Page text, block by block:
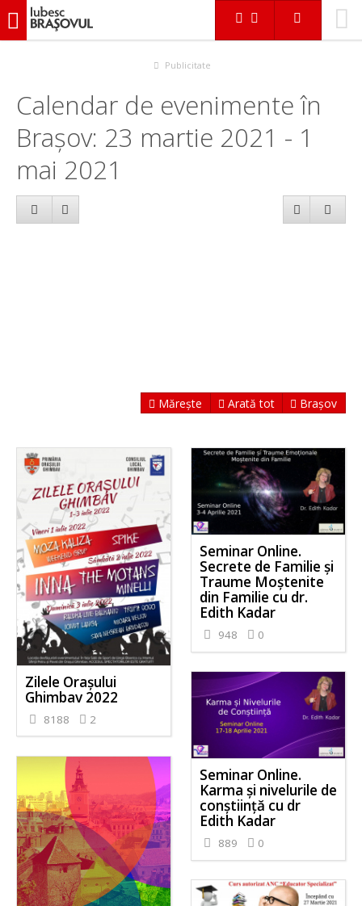
iubescbraşovul.ro
Publicitate
Calendar de evenimente în
Brașov: 23 martie 2021 - 1
mai 2021
Mărește Arată tot Brașov
Zilele Orașului
Ghimbav 2022
8188 2
Seminar Online.
Secrete de Familie și
Traume Moștenite
din Familie cu dr.
Edith Kadar
948 0
Seminar Online.
Karma și nivelurile de
conștiință cu dr
Edith Kadar
889 0